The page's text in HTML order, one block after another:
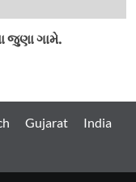
જુણા ગામે.
Gujarat
India